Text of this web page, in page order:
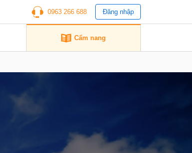
0963 266 688 Đăng nhập
Cẩm nang